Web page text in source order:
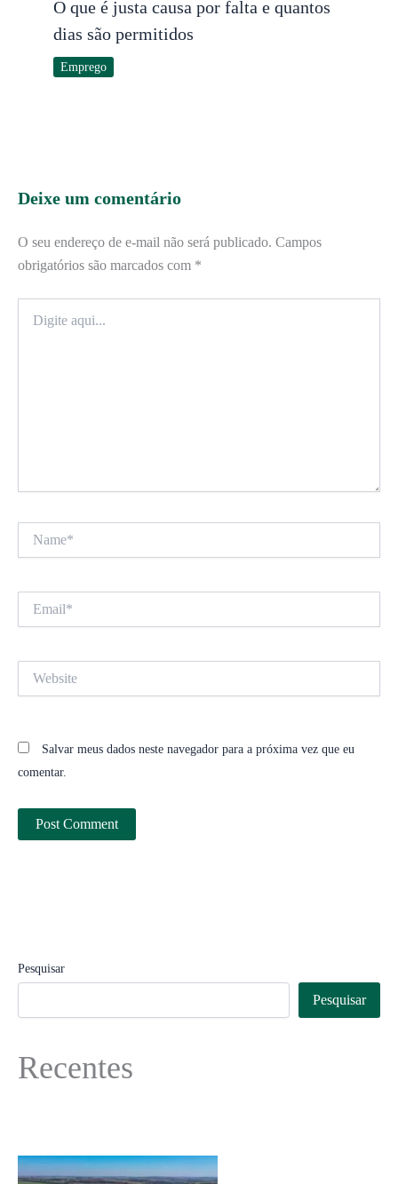
O que é justa causa por falta e quantos
dias são permitidos
Emprego
Deixe um comentário
O seu endereço de e-mail não será publicado. Campos
obrigatórios são marcados com *
aqui...
Salvar meus dados neste navegador para a próxima vez que eu
comentar.
Pesquisar
Pesquisar
Recentes